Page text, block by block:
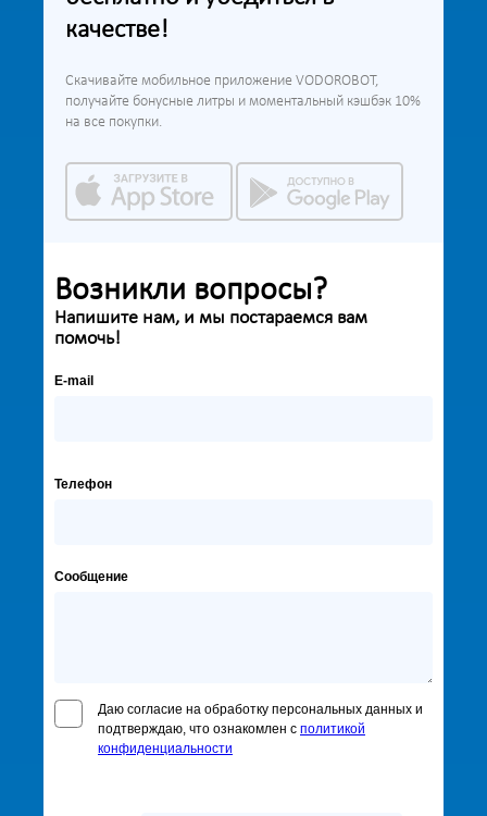
качестве!
Скачивайте мобильное приложение VODOROBOT,
получайте бонусные литры и моментальный кэшбэк 10%
на все покупки.
Возникли вопросы?
Напишите нам, и мы постараемся вам
помочь!
E-mail
Телефон
Сообщение
Даю согласие на обработку персональных данных и
подтверждаю, что ознакомлен с политикой
конфиденциальности